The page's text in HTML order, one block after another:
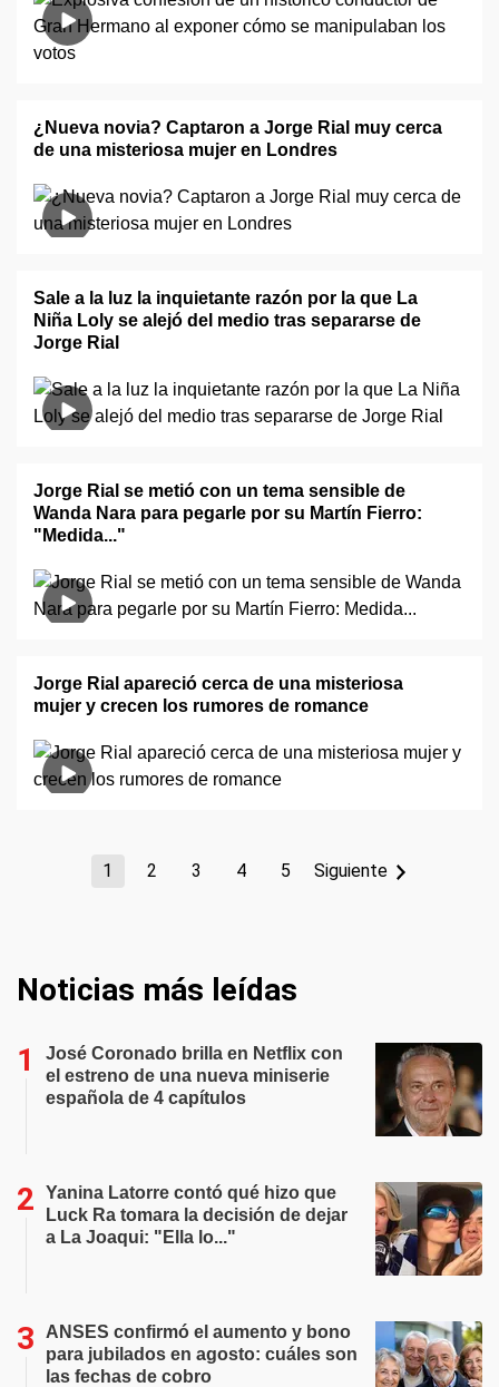
¿Nueva novia? Captaron a Jorge Rial muy cerca
de una misteriosa mujer en Londres
Sale a la luz la inquietante razón por la que La
Niña Loly se alejó del medio tras separarse de
Jorge Rial
Jorge Rial se metió con un tema sensible de
Wanda Nara para pegarle por su Martín Fierro:
"Medida..."
Jorge Rial apareció cerca de una misteriosa
mujer y crecen los rumores de romance
1 2 3 4 5 Siguiente
Noticias más leídas
José Coronado brilla en Netflix con
el estreno de una nueva miniserie
española de 4 capítulos
Yanina Latorre contó qué hizo que
Luck Ra tomara la decisión de dejar
a La Joaqui: "Ella lo..."
ANSES confirmó el aumento y bono
para jubilados en agosto: cuáles son
las fechas de cobro